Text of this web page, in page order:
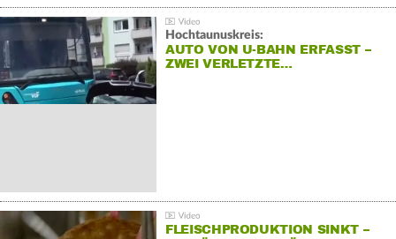
Hochtaunuskreis:
AUTO VON U-BAHN ERFASST –
ZWEI VERLETZTE…
FLEISCHPRODUKTION SINKT –